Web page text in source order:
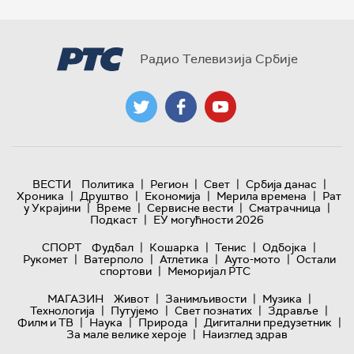
Радио Телевизија Србије
ВЕСТИ Политика | Регион | Свет | Србија данас |
Хроника | Друштво | Економија | Мерила времена | Рат
у Украјини | Време | Сервисне вести | Сматрачница |
Подкаст | ЕУ могућности 2026
СПОРТ
Фудбал | Кошарка | Тенис | Одбојка |
Рукомет | Ватерполо | Атлетика | Ауто-мото | Остали
спортови | Меморијал РТС
МАГАЗИН
Живот | Занимљивости | Музика |
Технологијa | Путујемо | Свет познатих | Здравље |
Филм и ТВ | Наука | Природа | Дигитални предузетник |
За мале велике хероје | Наизглед здрав